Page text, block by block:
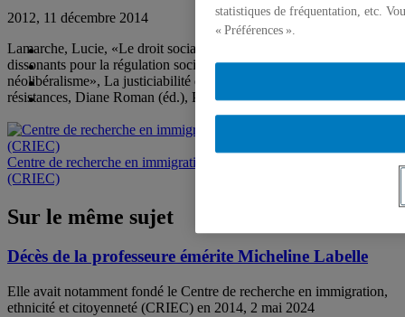
2012, 11 décembre 2014
Lamarche, Lucie, «Le droit social et les droits sociaux : des outils
dissonants pour la régulation sociale dans le contexte du
néolibéralisme», La justiciabilité des droits sociaux, vecteurs et
résistances, Diane Roman (éd.), Paris, Pedone, 2012, 119-137.
Centre de recherche en immigration, ethnicité et citoyenneté
(CRIEC)
Sur le même sujet
Décès de la professeure émérite Micheline Labelle
Elle avait notamment fondé le Centre de recherche en immigration,
ethnicité et citoyenneté (CRIEC) en 2014, 2 mai 2024
statistiques de fréquentation, etc.
« Préférences ».